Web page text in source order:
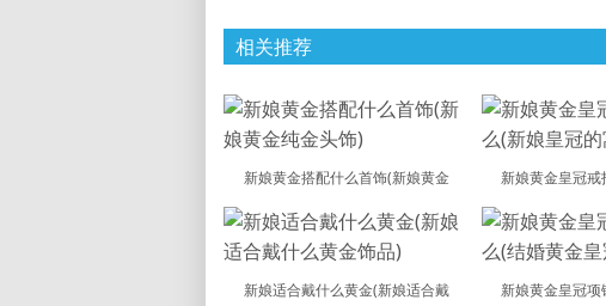
相关推荐
新娘黄金搭配什么首饰(新娘黄金 新娘黄金皇冠
新娘适合戴什么黄金(新娘适合戴 新娘黄金皇冠